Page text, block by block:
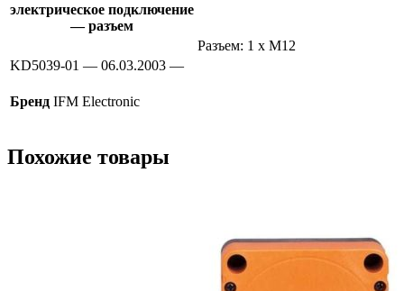
электрическое подключение
— разъем
Разъем: 1 x M12
KD5039-01 — 06.03.2003 —
Бренд IFM Electronic
Похожие товары